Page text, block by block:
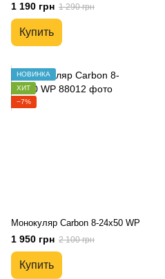
1 190 грн 1 290 грн
Купить
НОВИНКА
ХИТ
−7%
Монокуляр Carbon 8-24х50 WP
1 950 грн 2 100 грн
Купить